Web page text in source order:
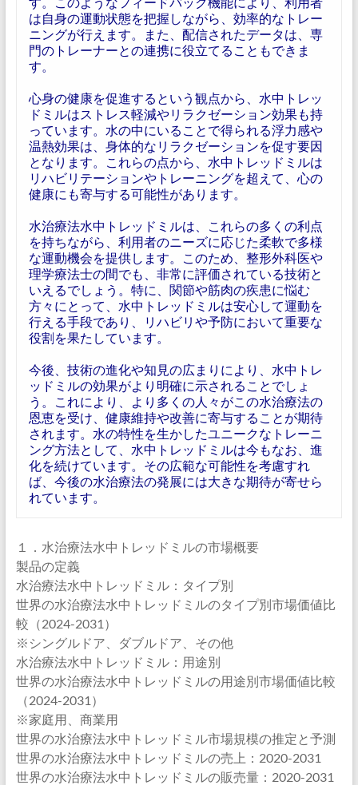
は自身の運動状態を把握しながら、効率的なトレー
ニングが行えます。また、配信されたデータは、専
門のトレーナーとの連携に役立てることもできま
す。
心身の健康を促進するという観点から、水中トレッ
ドミルはストレス軽減やリラクゼーション効果も持
っています。水の中にいることで得られる浮力感や
温熱効果は、身体的なリラクゼーションを促す要因
となります。これらの点から、水中トレッドミルは
リハビリテーションやトレーニングを超えて、心の
健康にも寄与する可能性があります。
水治療法水中トレッドミルは、これらの多くの利点
を持ちながら、利用者のニーズに応じた柔軟で多様
な運動機会を提供します。このため、整形外科医や
理学療法士の間でも、非常に評価されている技術と
いえるでしょう。特に、関節や筋肉の疾患に悩む
方々にとって、水中トレッドミルは安心して運動を
行える手段であり、リハビリや予防において重要な
役割を果たしています。
今後、技術の進化や知見の広まりにより、水中トレ
ッドミルの効果がより明確に示されることでしょ
う。これにより、より多くの人々がこの水治療法の
恩恵を受け、健康維持や改善に寄与することが期待
されます。水の特性を生かしたユニークなトレーニ
ング方法として、水中トレッドミルは今もなお、進
化を続けています。その広範な可能性を考慮すれ
ば、今後の水治療法の発展には大きな期待が寄せら
れています。
１．水治療法水中トレッドミルの市場概要
製品の定義
水治療法水中トレッドミル：タイプ別
世界の水治療法水中トレッドミルのタイプ別市場価値比
較（2024-2031）
※シングルドア、ダブルドア、その他
水治療法水中トレッドミル：用途別
世界の水治療法水中トレッドミルの用途別市場価値比較
（2024-2031）
※家庭用、商業用
世界の水治療法水中トレッドミル市場規模の推定と予測
世界の水治療法水中トレッドミルの売上：2020-2031
世界の水治療法水中トレッドミルの販売量：2020-2031